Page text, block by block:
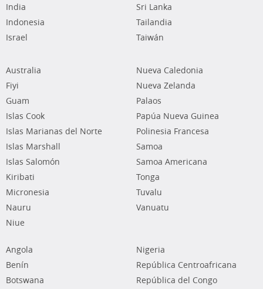
India
Indonesia
Israel
Sri Lanka
Tailandia
Taiwán
Australia
Fiyi
Guam
Islas Cook
Islas Marianas del Norte
Islas Marshall
Islas Salomón
Kiribati
Micronesia
Nauru
Niue
Nueva Caledonia
Nueva Zelanda
Palaos
Papúa Nueva Guinea
Polinesia Francesa
Samoa
Samoa Americana
Tonga
Tuvalu
Vanuatu
Angola
Benín
Botswana
Nigeria
República Centroafricana
República del Congo